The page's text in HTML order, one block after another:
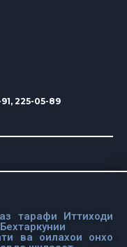
225-05-89
тарафи Иттиходи
ва оилахои онхо